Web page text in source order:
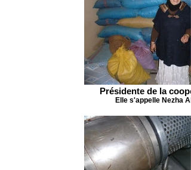
Présidente de la
Elle s'appelle Nezha